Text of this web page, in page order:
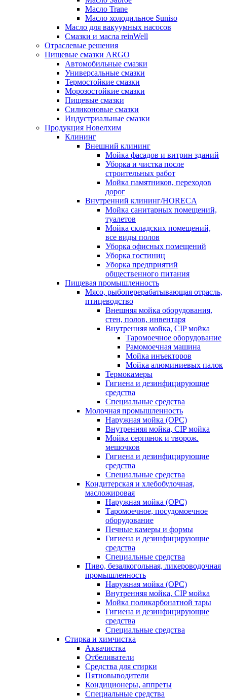
Масло Trane
Масло холодильное Suniso
Масло для вакуумных насосов
Смазки и масла reinWell
Отраслевые решения
Пищевые смазки ARGO
Автомобильные смазки
Универсальные смазки
Термостойкие смазки
Морозостойкие смазки
Пищевые смазки
Силиконовые смазки
Индустриальные смазки
Продукция Новелхим
Клининг
Внешний клининг
Мойка фасадов и витрин зданий
Уборка и чистка после
строительных работ
Мойка памятников, переходов
дорог
Внутренний клининг/HORECA
Мойка санитарных помещений,
туалетов
Мойка складских помещений,
все виды полов
Уборка офисных помещений
Уборка гостиниц
Уборка предприятий
общественного питания
Пищевая промышленность
Мясо, рыбоперерабатывающая отрасль,
птицеводство
Внешняя мойка оборудования,
стен, полов, инвентаря
Внутренняя мойка, CIP мойка
Таромоечное оборудование
Рамомоечная машина
Мойка инъекторов
Мойка алюминиевых палок
Термокамеры
Гигиена и дезинфицирующие
средства
Специальные средства
Молочная промышленность
Наружная мойка (ОРС)
Внутренняя мойка, CIP мойка
Мойка серпянок и творож.
мешочков
Гигиена и дезинфицирующие
средства
Специальные средства
Кондитерская и хлебобулочная,
масложировая
Наружная мойка (ОРС)
Таромоечное, посудомоечное
оборудование
Печные камеры и формы
Гигиена и дезинфицирующие
средства
Специальные средства
Пиво, безалкогольная, ликероводочная
промышленность
Наружная мойка (ОРС)
Внутренняя мойка, CIP мойка
Мойка поликарбонатной тары
Гигиена и дезинфицирующие
средства
Специальные средства
Стирка и химчистка
Аквачистка
Отбеливатели
Средства для стирки
Пятновыводители
Кондиционеры, аппреты
Специальные средства